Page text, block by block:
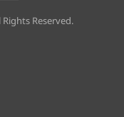
Reserved.